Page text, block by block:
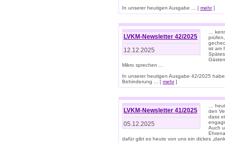
In unserer heutigen Ausgabe ... [ mehr]
LVKM-Newsletter 42/2025
12.12.2025
…
ist am
Mikro sprechen ...
In unserer heutigen Ausgabe 42/2025
Behinderung ... [ mehr]
LVKM-Newsletter 41/2025
05.12.2025
…
den
dass
Auch
dafür gibt es heute von uns ein dickes